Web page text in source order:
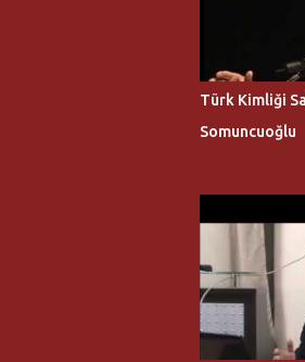
Türk Kimliği
Somuncuoğlu